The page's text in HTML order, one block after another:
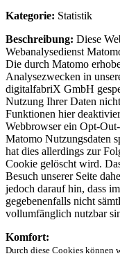
Kategorie: Statistik
Beschreibung: Diese
Webanalysedienst
Die durch Matomo
Analysezwecken in
digitalfabriX GmbH
Nutzung Ihrer Daten
Funktionen hier
Webbrowser ein Opt-
Matomo Nutzungsdaten
hat dies allerdings zur
Cookie gelöscht wird.
Besuch unserer Seite
jedoch darauf hin, dass
gegebenenfalls nicht
vollumfänglich nutzbar
Komfort:
Durch diese Cookies können